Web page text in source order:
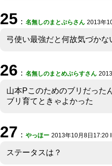
25 ： 名無しのまとぷらさん 2013年
弓使い最強だと何故気づか
26 ： 名無しのまとめぷらすさん
山本Pこのためのブリだった
ブリ育てときゃよかった
27 ： やっほー 2013年10月8日17:20
ステータスは？